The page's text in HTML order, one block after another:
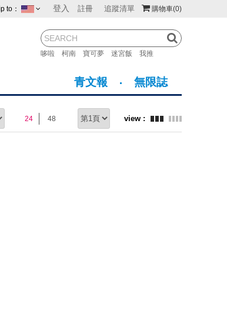
購物車(0)
登入 註冊 追蹤清單
哆啦 柯南 寶可夢 迷宮飯 我推
to：
紐西蘭 馬來西亞
韓國
青文報 無限誌
24 48